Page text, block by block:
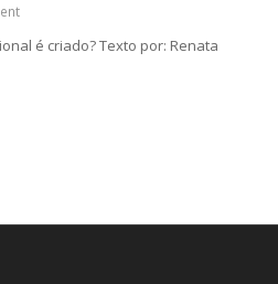
é criado? Texto por: Renata